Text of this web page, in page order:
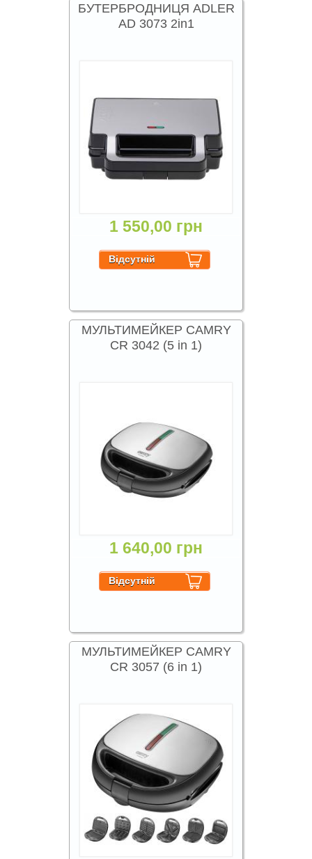
БУТЕРБРОДНИЦЯ ADLER
AD 3073 2in1
1 550,00 грн
МУЛЬТИМЕЙКЕР CAMRY
CR 3042 (5 in 1)
1 640,00 грн
МУЛЬТИМЕЙКЕР CAMRY
CR 3057 (6 in 1)